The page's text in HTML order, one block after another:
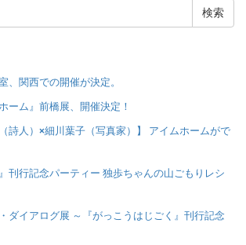
、関西での開催が決定。
ーム』前橋展、開催決定！
詩人）×細川葉子（写真家）】 アイムホームがで
刊行記念パーティー 独歩ちゃんの山ごもりレシ
ダイアログ展 ～『がっこうはじごく』刊行記念